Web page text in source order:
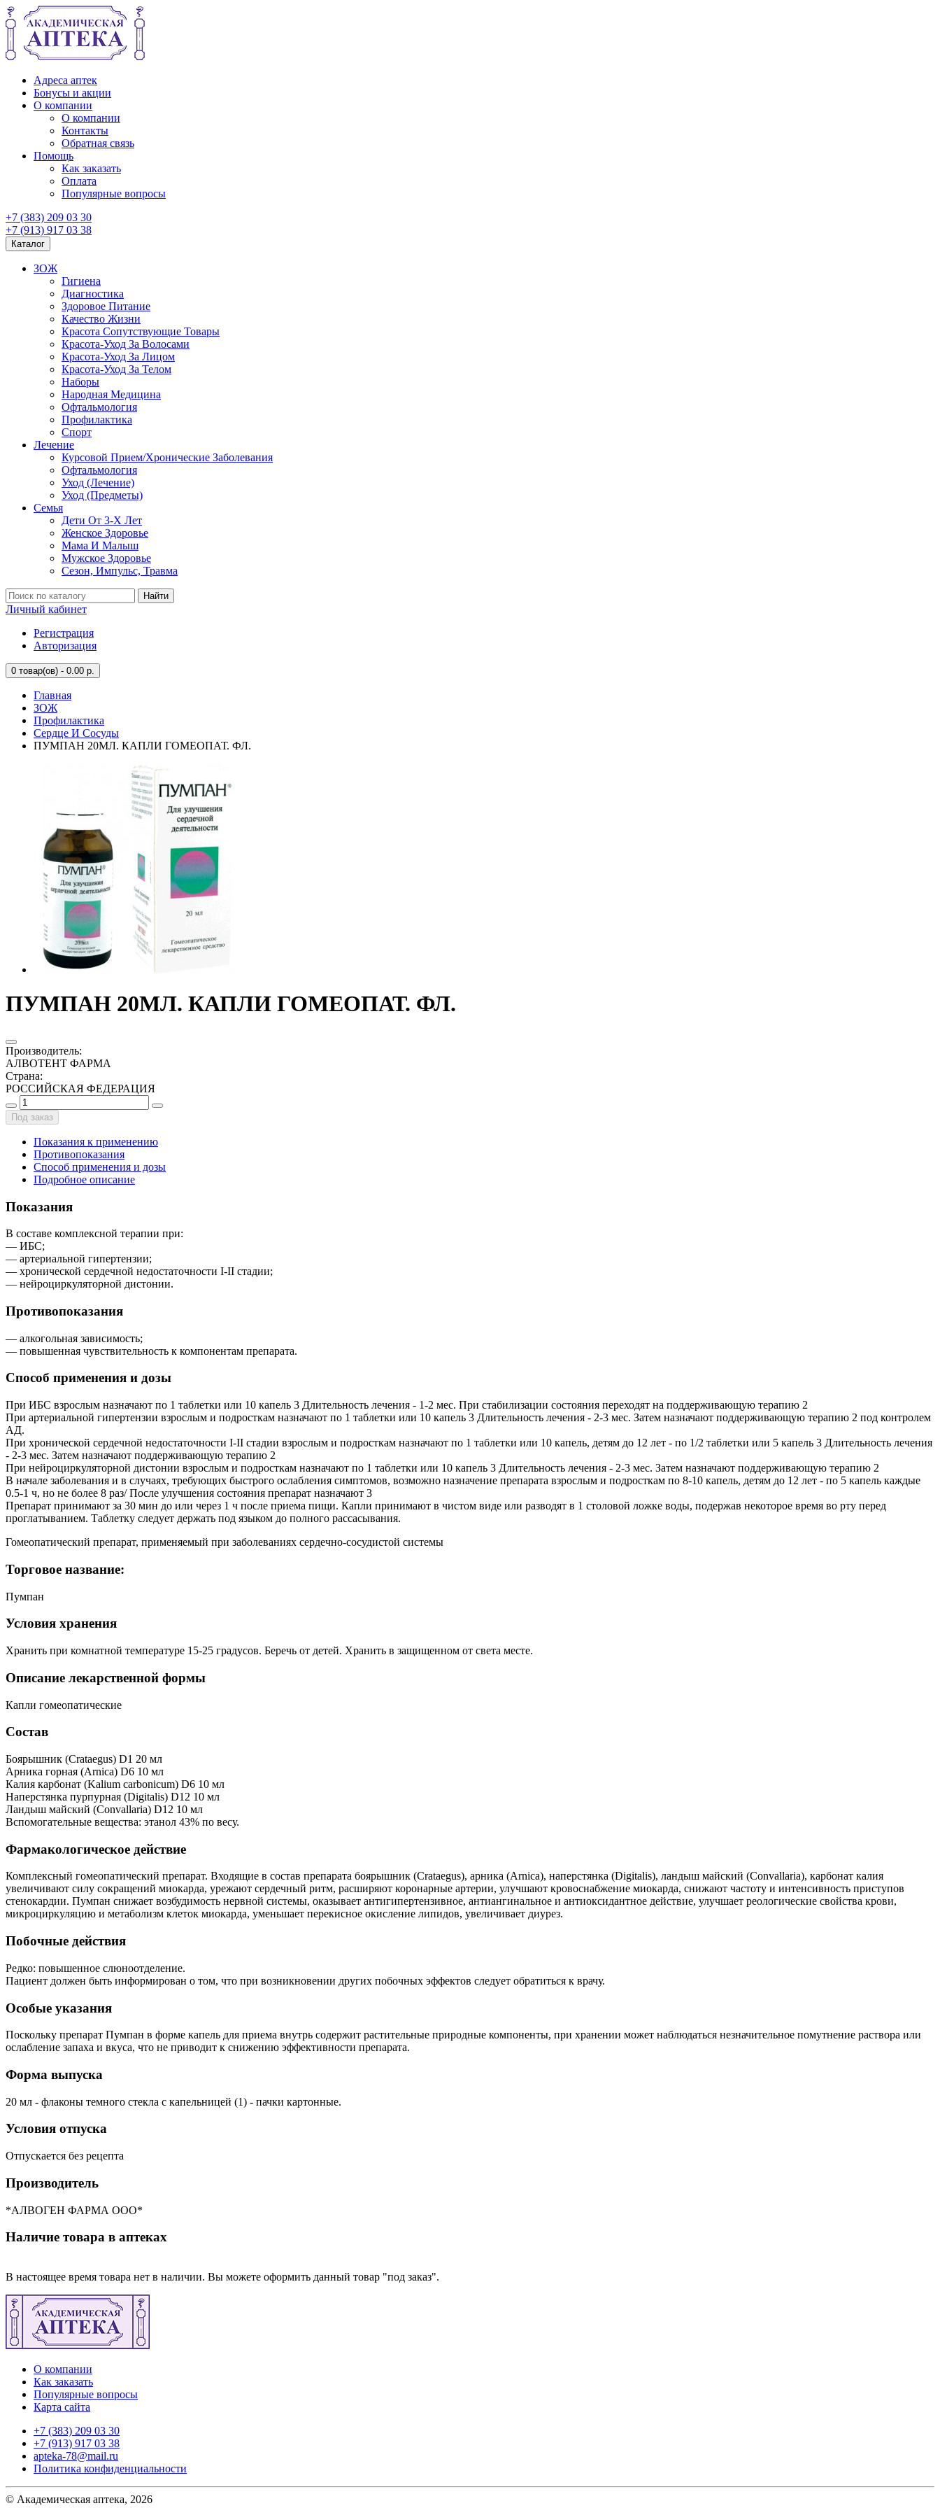
Адреса аптек
Бонусы и акции
О компании
О компании
Контакты
Обратная связь
Помощь
Как заказать
Оплата
Популярные вопросы
+7 (383) 209 03 30
+7 (913) 917 03 38
Каталог
ЗОЖ
Гигиена
Диагностика
Здоровое Питание
Качество Жизни
Красота Сопутствующие Товары
Красота-Уход За Волосами
Красота-Уход За Лицом
Красота-Уход За Телом
Наборы
Народная Медицина
Офтальмология
Профилактика
Спорт
Лечение
Курсовой Прием/Хронические Заболевания
Офтальмология
Уход (Лечение)
Уход (Предметы)
Семья
Дети От 3-Х Лет
Женское Здоровье
Мама И Малыш
Мужское Здоровье
Сезон, Импульс, Травма
Найти
Личный кабинет
Регистрация
Авторизация
0 товар(ов) - 0.00 р.
Главная
ЗОЖ
Профилактика
Сердце И Сосуды
ПУМПАН 20МЛ. КАПЛИ ГОМЕОПАТ. ФЛ.
ПУМПАН 20МЛ. КАПЛИ ГОМЕОПАТ. ФЛ.
Производитель:
АЛВОТЕНТ ФАРМА
Страна:
РОССИЙСКАЯ ФЕДЕРАЦИЯ
Под заказ
Показания к применению
Противопоказания
Способ применения и дозы
Подробное описание
Показания
В составе комплексной терапии при:
— ИБС;
— артериальной гипертензии;
— хронической сердечной недостаточности I-II стадии;
— нейроциркуляторной дистонии.
Противопоказания
— алкогольная зависимость;
— повышенная чувствительность к компонентам препарата.
Способ применения и дозы
При ИБС взрослым назначают по 1 таблетки или 10 капель 3 Длительность лечения - 1-2 мес. При стабилизации состояния переходят на поддерживающую терапию 2
При артериальной гипертензии взрослым и подросткам назначают по 1 таблетки или 10 капель 3 Длительность лечения - 2-3 мес. Затем назначают поддерживающую терапию 2 под контролем
АД.
При хронической сердечной недостаточности I-II стадии взрослым и подросткам назначают по 1 таблетки или 10 капель, детям до 12 лет - по 1/2 таблетки или 5 капель 3 Длительность лечения
- 2-3 мес. Затем назначают поддерживающую терапию 2
При нейроциркуляторной дистонии взрослым и подросткам назначают по 1 таблетки или 10 капель 3 Длительность лечения - 2-3 мес. Затем назначают поддерживающую терапию 2
В начале заболевания и в случаях, требующих быстрого ослабления симптомов, возможно назначение препарата взрослым и подросткам по 8-10 капель, детям до 12 лет - по 5 капель каждые
0.5-1 ч, но не более 8 раз/ После улучшения состояния препарат назначают 3
Препарат принимают за 30 мин до или через 1 ч после приема пищи. Капли принимают в чистом виде или разводят в 1 столовой ложке воды, подержав некоторое время во рту перед
проглатыванием. Таблетку следует держать под языком до полного рассасывания.
Гомеопатический препарат, применяемый при заболеваниях сердечно-сосудистой системы
Торговое название:
Пумпан
Условия хранения
Хранить при комнатной температуре 15-25 градусов. Беречь от детей. Хранить в защищенном от света месте.
Описание лекарственной формы
Капли гомеопатические
Состав
Боярышник (Crataegus) D1 20 мл
Арника горная (Arnica) D6 10 мл
Калия карбонат (Kalium carbonicum) D6 10 мл
Наперстянка пурпурная (Digitalis) D12 10 мл
Ландыш майский (Convallaria) D12 10 мл
Вспомогательные вещества: этанол 43% по весу.
Фармакологическое действие
Комплексный гомеопатический препарат. Входящие в состав препарата боярышник (Crataegus), арника (Arnica), наперстянка (Digitalis), ландыш майский (Convallaria), карбонат калия
увеличивают силу сокращений миокарда, урежают сердечный ритм, расширяют коронарные артерии, улучшают кровоснабжение миокарда, снижают частоту и интенсивность приступов
стенокардии. Пумпан снижает возбудимость нервной системы, оказывает антигипертензивное, антиангинальное и антиоксидантное действие, улучшает реологические свойства крови,
микроциркуляцию и метаболизм клеток миокарда, уменьшает перекисное окисление липидов, увеличивает диурез.
Побочные действия
Редко: повышенное слюноотделение.
Пациент должен быть информирован о том, что при возникновении других побочных эффектов следует обратиться к врачу.
Особые указания
Поскольку препарат Пумпан в форме капель для приема внутрь содержит растительные природные компоненты, при хранении может наблюдаться незначительное помутнение раствора или
ослабление запаха и вкуса, что не приводит к снижению эффективности препарата.
Форма выпуска
20 мл - флаконы темного стекла с капельницей (1) - пачки картонные.
Условия отпуска
Отпускается без рецепта
Производитель
*АЛВОГЕН ФАРМА ООО*
Наличие товара в аптеках
В настоящее время товара нет в наличии. Вы можете оформить данный товар "под заказ".
О компании
Как заказать
Популярные вопросы
Карта сайта
+7 (383) 209 03 30
+7 (913) 917 03 38
apteka-78@mail.ru
Политика конфиденциальности
© Академическая аптека, 2026